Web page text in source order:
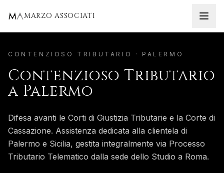
MARZO ASSOCIATI
Home Palermo Contenzioso Tributario
CONTENZIOSO TRIBUTARIO · PALERMO
Contenzioso Tributario
a Palermo
Difesa avanti le Corti di Giustizia Tributarie e la Corte di
Cassazione. Assistenza dedicata alla clientela di
Palermo e Sicilia, gestita integralmente via Processo
Tributario Telematico dalla sede dello Studio a Roma.